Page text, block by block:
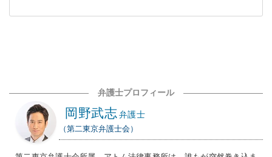
弁護士プロフィール
岡野武志弁護士
（第二東京弁護士会）